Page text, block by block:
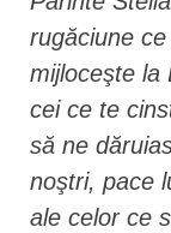
rugăciune
mijloceşte la
cei ce te
să ne
noştri, pace
ale celor ce